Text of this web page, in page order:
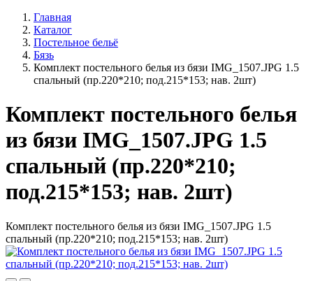
Главная
Каталог
Постельное бельё
Бязь
Комплект постельного белья из бязи IMG_1507.JPG 1.5
спальный (пр.220*210; под.215*153; нав. 2шт)
Комплект постельного белья
из бязи IMG_1507.JPG 1.5
спальный (пр.220*210;
под.215*153; нав. 2шт)
Комплект постельного белья из бязи IMG_1507.JPG 1.5
спальный (пр.220*210; под.215*153; нав. 2шт)